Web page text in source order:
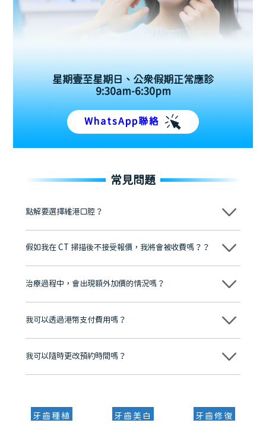
星期壹至星期日、公眾假期正常應診
9:30am-6:30pm
WhatsApp聯絡
常見問題
點解要選擇維港口腔？
維港口腔踐行「醫道濟世」的大學校訓，各分院匯聚來自香港、內地的
牌」、「2025香港企業領袖品牌」，是諾貝爾種植系統全球放心植牙中
至今已服務超過三十個國家和地區的顧客，受到粵港澳大灣區及周邊城
市市民極高的口碑評價及信任推薦 珠海、深圳設有八大分院，香港亦設
有咨詢及服務保障中心，有任何問題都可以隨時預約免費咨詢，讓人十
假如我在 CT 掃描後不接受報價，我將會被收費嗎？？
不會！只要未開始實際服務之前，你不會被收取任何費用。
治療過程中，會出現額外加價的情況嗎？
不會，治療前我們會詳細說明治療方案及對應的價錢，顧客同意並簽字
我可以透過港幣支付費用嗎？
可以。維港口腔會按照當日匯率轉算收取費用，而匯率會及時告知客人
我可以隨時更改預約時間嗎？
可以，請盡早通過wechat或whatsapp聯絡我們，告知我們你原本預約
牙齒種植
牙齒美白
牙齒修復